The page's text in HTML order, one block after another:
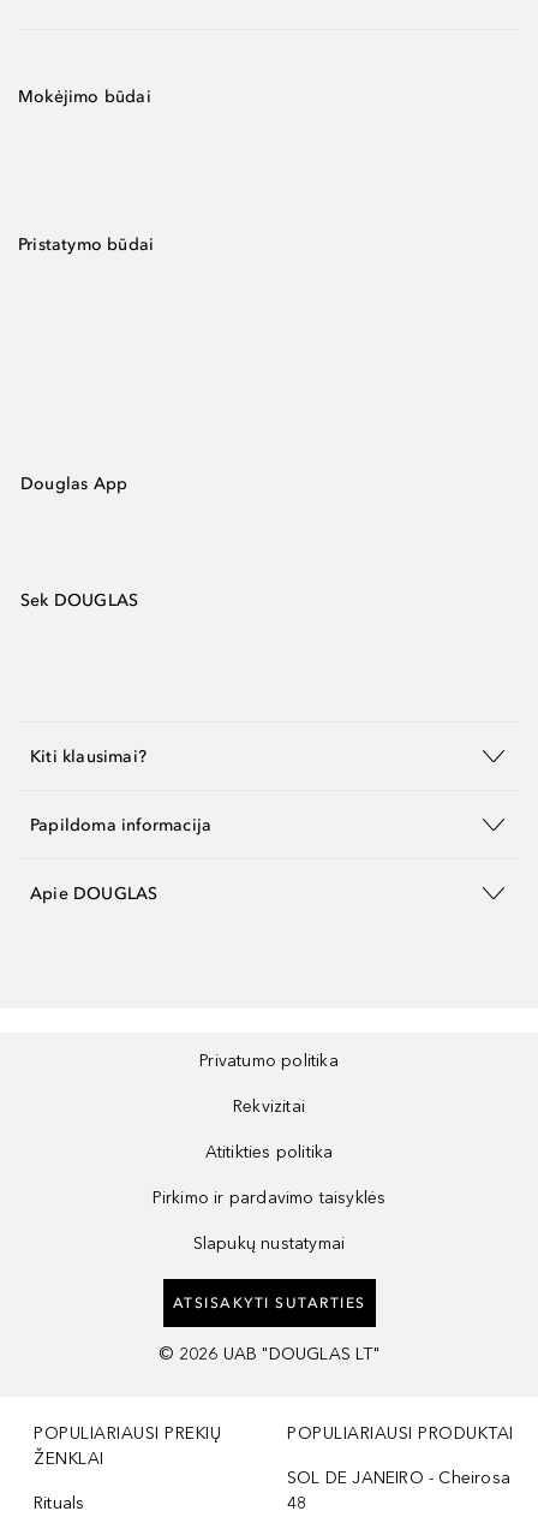
Mokėjimo būdai
Pristatymo būdai
Douglas App
Sek DOUGLAS
Kiti klausimai?
Papildoma informacija
Apie DOUGLAS
Privatumo politika
Rekvizitai
Atitikties politika
Pirkimo ir pardavimo taisyklės
Slapukų nustatymai
ATSISAKYTI SUTARTIES
© 2026 UAB "DOUGLAS LT"
POPULIARIAUSI PREKIŲ
ŽENKLAI
Rituals
POPULIARIAUSI PRODUKTAI
SOL DE JANEIRO - Cheirosa
48